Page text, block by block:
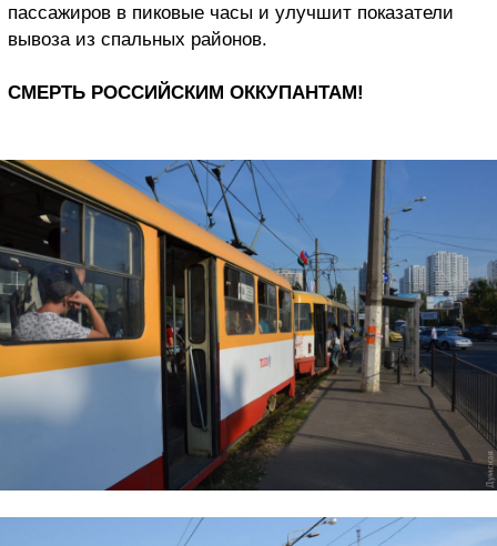
пассажиров в пиковые часы и улучшит показатели
вывоза из спальных районов.
СМЕРТЬ РОССИЙСКИМ ОККУПАНТАМ!